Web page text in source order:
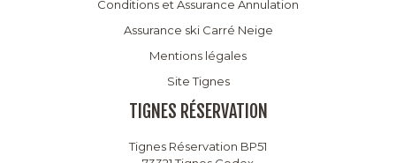
Conditions et Assurance Annulation
Assurance ski Carré Neige
Mentions légales
Site Tignes
TIGNES RÉSERVATION
Tignes Réservation BP51